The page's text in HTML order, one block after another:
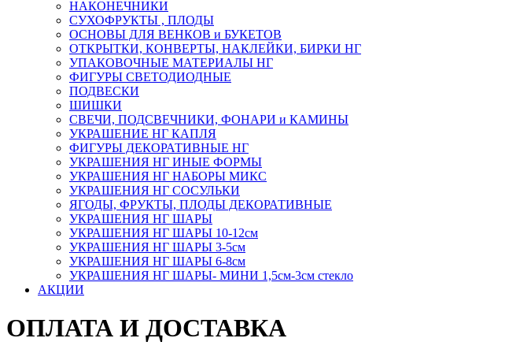
НАКОНЕЧНИКИ
СУХОФРУКТЫ , ПЛОДЫ
ОСНОВЫ ДЛЯ ВЕНКОВ и БУКЕТОВ
ОТКРЫТКИ, КОНВЕРТЫ, НАКЛЕЙКИ, БИРКИ НГ
УПАКОВОЧНЫЕ МАТЕРИАЛЫ НГ
ФИГУРЫ СВЕТОДИОДНЫЕ
ПОДВЕСКИ
ШИШКИ
СВЕЧИ, ПОДСВЕЧНИКИ, ФОНАРИ и КАМИНЫ
УКРАШЕНИЕ НГ КАПЛЯ
ФИГУРЫ ДЕКОРАТИВНЫЕ НГ
УКРАШЕНИЯ НГ ИНЫЕ ФОРМЫ
УКРАШЕНИЯ НГ НАБОРЫ МИКС
УКРАШЕНИЯ НГ СОСУЛЬКИ
ЯГОДЫ, ФРУКТЫ, ПЛОДЫ ДЕКОРАТИВНЫЕ
УКРАШЕНИЯ НГ ШАРЫ
УКРАШЕНИЯ НГ ШАРЫ 10-12см
УКРАШЕНИЯ НГ ШАРЫ 3-5см
УКРАШЕНИЯ НГ ШАРЫ 6-8см
УКРАШЕНИЯ НГ ШАРЫ- МИНИ 1,5см-3см стекло
АКЦИИ
ОПЛАТА И ДОСТАВКА